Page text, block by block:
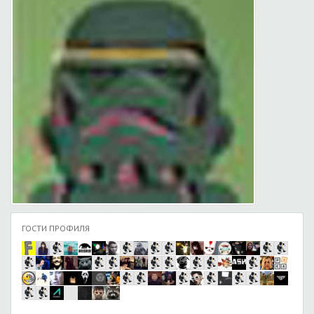
ГОСТИ ПРОФИЛЯ